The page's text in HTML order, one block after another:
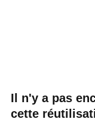
Il n'y a pas
cette